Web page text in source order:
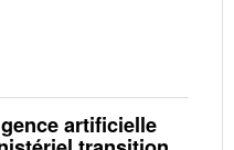
artificielle